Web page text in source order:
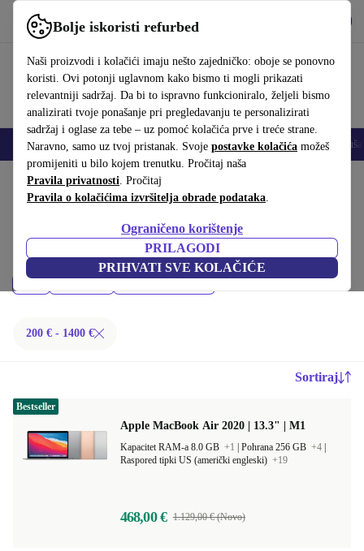
Bolje iskoristi refurbed
Naši proizvodi i kolačići imaju nešto zajedničko: oboje se ponovno
koristi. Ovi potonji uglavnom kako bismo ti mogli prikazati
relevantniji sadržaj. Da bi to ispravno funkcioniralo, željeli bismo
analizirati tvoje ponašanje pri pregledavanju te personalizirati
sadržaj i oglase za tebe – uz pomoć kolačića prve i treće strane.
Naravno, samo uz tvoj pristanak. Svoje postavke kolačića možeš
promijeniti u bilo kojem trenutku. Pročitaj naša
Pravila privatnosti. Pročitaj
Pravila o kolačićima izvršitelja obrade podataka.
Ograničeno korištenje
PRILAGODI
PRIHVATI SVE KOLAČIĆE
Koristi refurbed brzo i jednostavno
Mobiteli Prijenosna računala Tableti Pametni satovi Dodaci
Početna stranica Proizvodi
Kupi refurbished Prijenosna računala ispod 1400 € – kvaliteta, jamstvo i
30 dana za povrat. Uštedi novac i čuvaj okoliš.
200 € - 1400 €
Sortiraj
Apple MacBook Air 2020 | 13.3" | M1
Kapacitet RAM-a 8.0 GB +1 Pohrana 256 GB +4
Raspored tipki US (američki engleski) +19
468,00 € 1.129,00 € (Novo)
Bestseller